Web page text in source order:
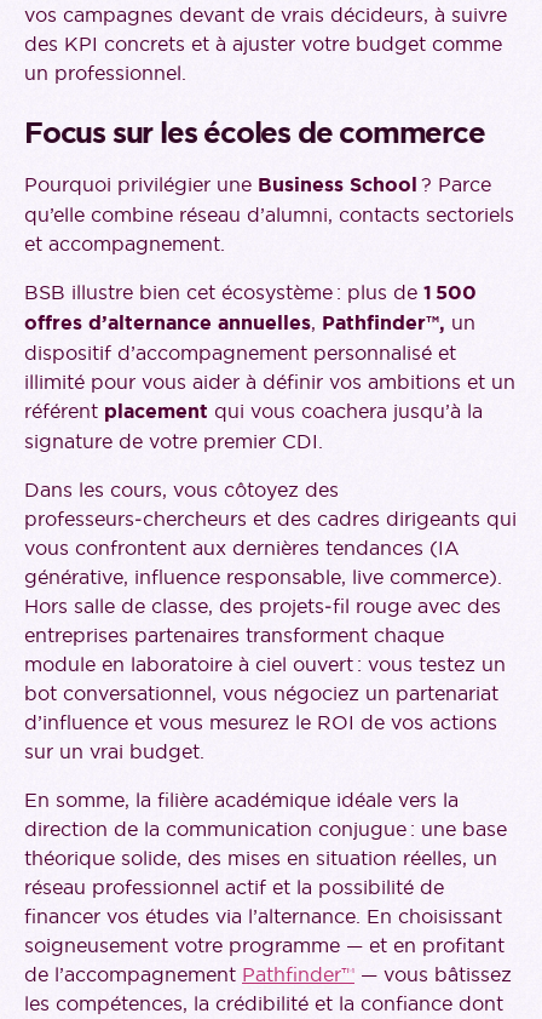
vos campagnes devant de vrais décideurs, à suivre
des KPI concrets et à ajuster votre budget comme
un professionnel.
Focus sur les écoles de commerce
Pourquoi privilégier une Business School ? Parce
qu’elle combine réseau d’alumni, contacts sectoriels
et accompagnement.
BSB illustre bien cet écosystème : plus de 1 500
offres d’alternance annuelles, Pathfinder™, un
dispositif d’accompagnement personnalisé et
illimité pour vous aider à définir vos ambitions et un
référent placement qui vous coachera jusqu’à la
signature de votre premier CDI.
Dans les cours, vous côtoyez des
professeurs‑chercheurs et des cadres dirigeants qui
vous confrontent aux dernières tendances (IA
générative, influence responsable, live commerce).
Hors salle de classe, des projets‑fil rouge avec des
entreprises partenaires transforment chaque
module en laboratoire à ciel ouvert : vous testez un
bot conversationnel, vous négociez un partenariat
d’influence et vous mesurez le ROI de vos actions
sur un vrai budget.
En somme, la filière académique idéale vers la
direction de la communication conjugue : une base
théorique solide, des mises en situation réelles, un
réseau professionnel actif et la possibilité de
financer vos études via l’alternance. En choisissant
soigneusement votre programme — et en profitant
de l’accompagnement Pathfinder™ — vous bâtissez
les compétences, la crédibilité et la confiance dont